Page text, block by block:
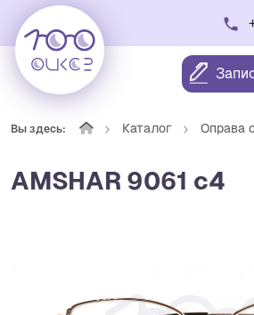
Вы здесь: Каталог Оправа
AMSHAR 9061 c4